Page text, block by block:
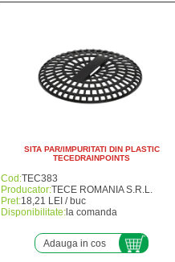
SITA PAR/IMPURITATI DIN PLASTIC
TECEDRAINPOINTS
Cod:TEC383
Producator:TECE ROMANIA S.R.L.
Pret:18,21 LEI / buc
Disponibilitate: la comanda
Adauga in cos